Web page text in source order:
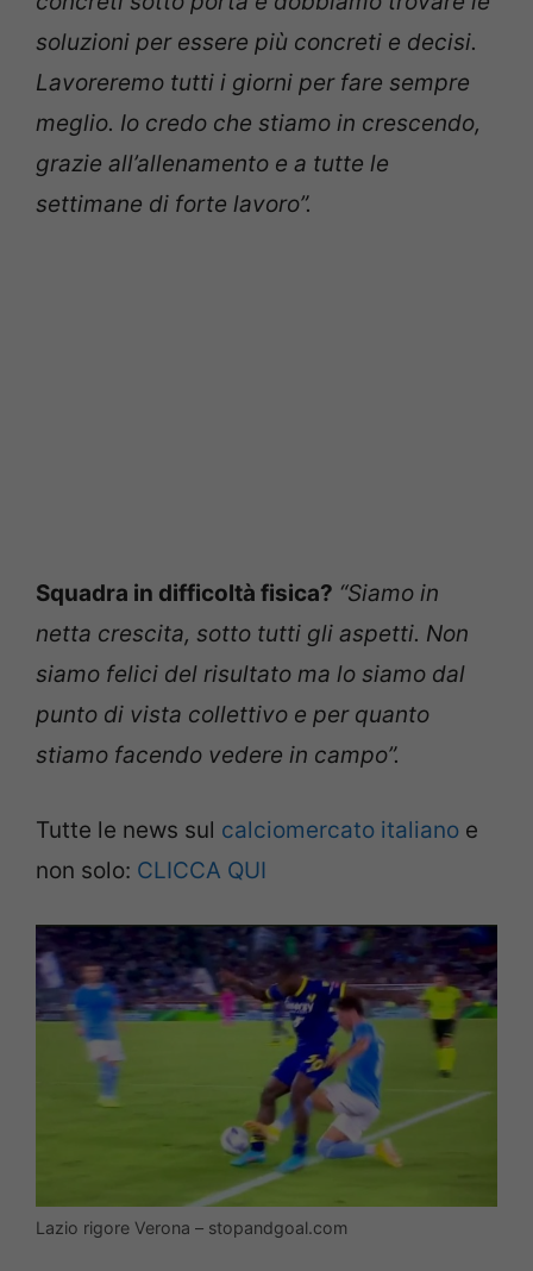
soluzioni per essere più concreti e decisi.
Lavoreremo tutti i giorni per fare sempre
meglio. Io credo che stiamo in crescendo,
grazie all’allenamento e a tutte le
settimane di forte lavoro”.
Squadra in difficoltà fisica? “Siamo in
netta crescita, sotto tutti gli aspetti. Non
siamo felici del risultato ma lo siamo dal
punto di vista collettivo e per quanto
stiamo facendo vedere in campo”.
Tutte le news sul calciomercato italiano e
non solo: CLICCA QUI
Lazio rigore Verona – stopandgoal.com